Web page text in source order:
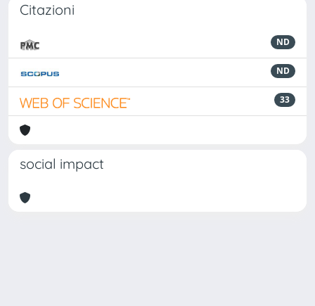
Citazioni
ND
ND
33
social impact